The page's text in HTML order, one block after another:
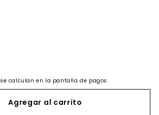
se calculan en la pantalla de pagos.
Agregar al carrito